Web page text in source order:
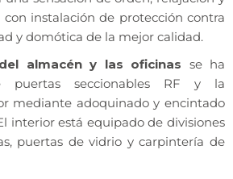
instalación de protección contra
y domótica de la mejor calidad.
almacén y las oficinas se ha
puertas seccionables RF y la
mediante adoquinado y encintado
interior está equipado de divisiones
puertas de vidrio y carpintería de